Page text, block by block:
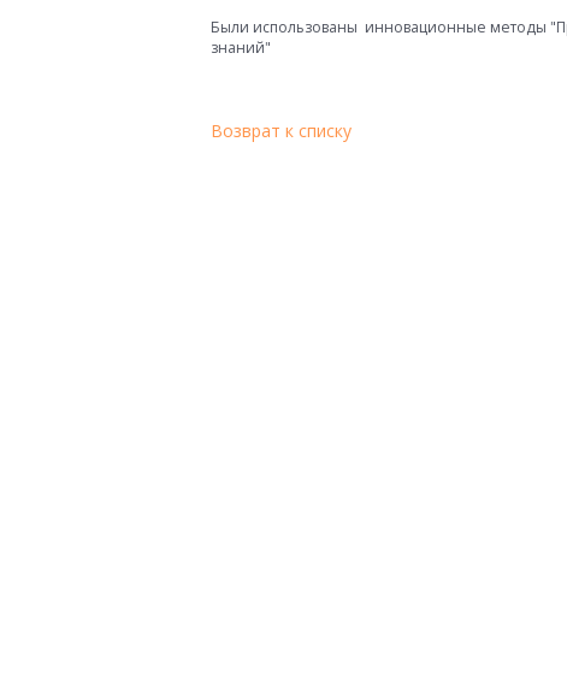
Были использованы инновационные методы
знаний"
Возврат к списку